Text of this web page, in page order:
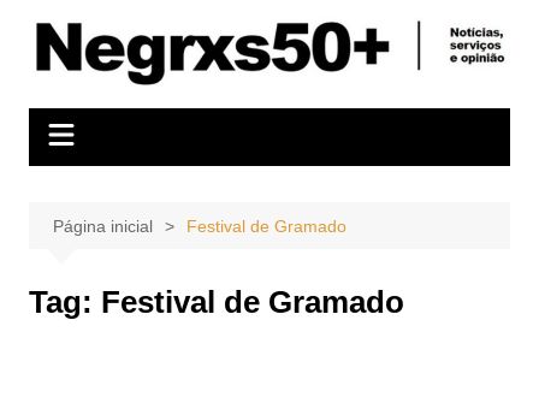
conteúdo
Página inicial Festival de Gramado
Tag: Festival de Gramado